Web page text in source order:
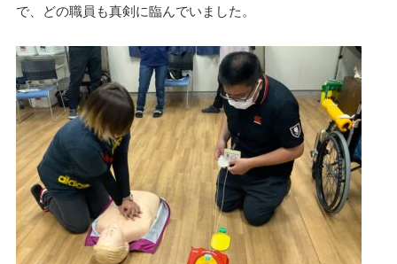
で、どの職員も真剣に臨んでいました。